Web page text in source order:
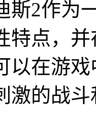
斯2作为
特点，
以在游
激的战